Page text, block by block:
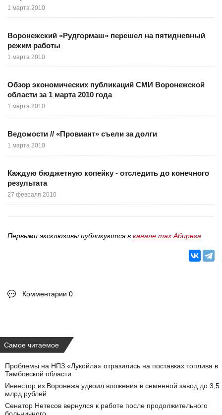
1 марта 2010
Воронежский «Рудгормаш» перешел на пятидневный
режим работы
1 марта 2010
Обзор экономических публикаций СМИ Воронежской
области за 1 марта 2010 года
1 марта 2010
Ведомости // «Провиант» съели за долги
1 марта 2010
Каждую бюджетную копейку - отследить до конечного
результата
27 февраля 2010
Первыми эксклюзивы публикуются в канале max Абирега
Комментарии 0
Самое читаемое
Проблемы на НПЗ «Лукойла» отразились на поставках топлива в
Тамбовской области
Инвестор из Воронежа удвоил вложения в семенной завод до 3,5
млрд рублей
Сенатор Нетесов вернулся к работе после продолжительного
больничного